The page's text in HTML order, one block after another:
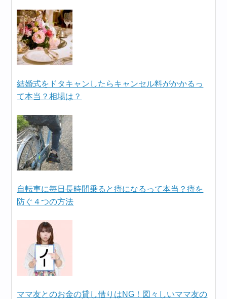
結婚式をドタキャンしたらキャンセル料がかかるっ
て本当？相場は？
自転車に毎日長時間乗ると痔になるって本当？痔を
防ぐ４つの方法
ママ友とのお金の貸し借りはNG！図々しいママ友の